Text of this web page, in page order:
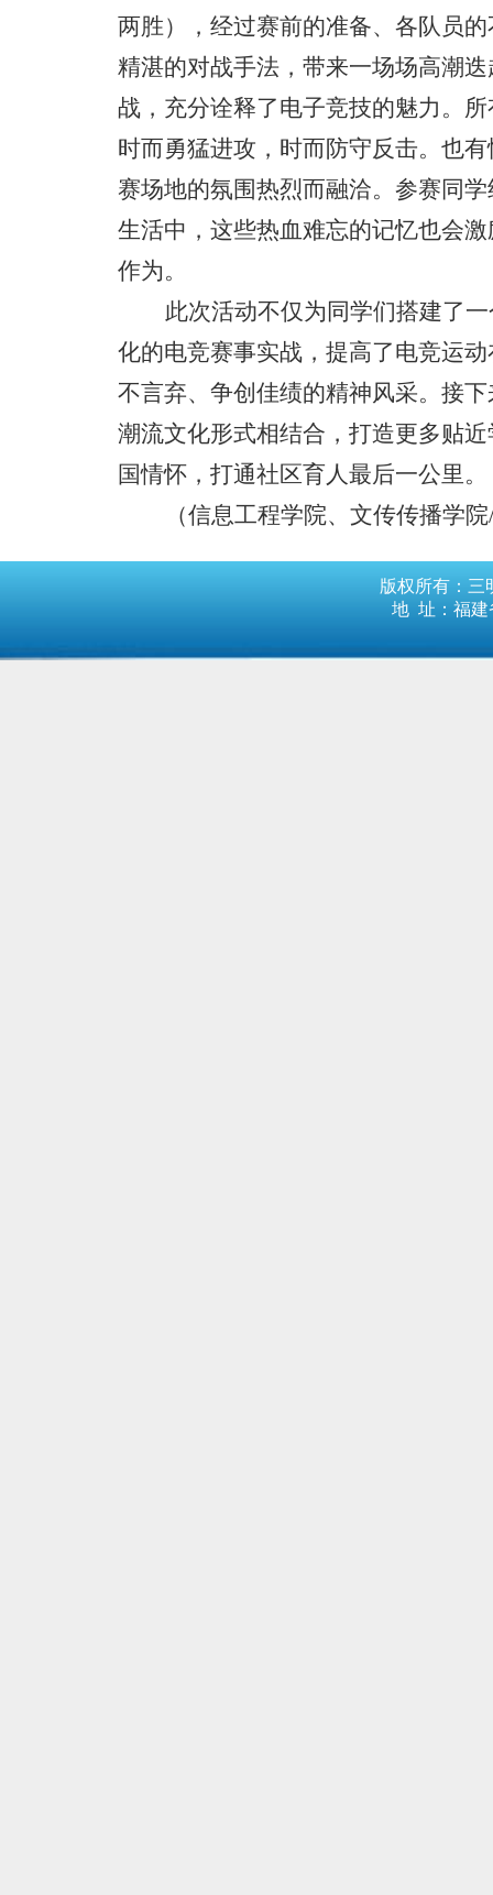
两胜），经过赛前的准备、各队员
精湛的对战手法，带来一场场高潮
战，充分诠释了电子竞技的魅力。
时而勇猛进攻，时而防守反击。也
赛场地的氛围热烈而融洽。参赛同
生活中，这些热血难忘的记忆也会
作为。
此次活动不仅为同学们搭建了
化的电竞赛事实战，提高了电竞运
不言弃、争创佳绩的精神风采。接下
潮流文化形式相结合，打造更多贴
国情怀，打通社区育人最后一公里。
（信息工程学院、文传传播学院
版权所有：三
地 址：福建